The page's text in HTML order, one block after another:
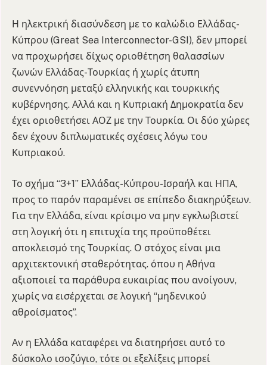
Η ηλεκτρική διασύνδεση με το καλώδιο Ελλάδας-
Κύπρου (Great Sea Interconnector-GSI), δεν μπορεί
να προχωρήσει δίχως οριοθέτηση θαλασσίων
ζωνών Ελλάδας-Τουρκίας ή χωρίς άτυπη
συνεννόηση μεταξύ ελληνικής και τουρκικής
κυβέρνησης. Αλλά και η Κυπριακή Δημοκρατία δεν
έχει οριοθετήσει ΑΟΖ με την Τουρκία. Οι δύο χώρες
δεν έχουν διπλωματικές σχέσεις λόγω του
Κυπριακού.
Το σχήμα “3+1” Ελλάδας-Κύπρου-Ισραήλ και ΗΠΑ,
προς το παρόν παραμένει σε επίπεδο διακηρύξεων.
Για την Ελλάδα, είναι κρίσιμο να μην εγκλωβιστεί
στη λογική ότι η επιτυχία της προϋποθέτει
αποκλεισμό της Τουρκίας. Ο στόχος είναι μια
αρχιτεκτονική σταθερότητας. όπου η Αθήνα
αξιοποιεί τα παράθυρα ευκαιρίας που ανοίγουν,
χωρίς να εισέρχεται σε λογική “μηδενικού
αθροίσματος”.
Αν η Ελλάδα καταφέρει να διατηρήσει αυτό το
δύσκολο ισοζύγιο, τότε οι εξελίξεις μπορεί